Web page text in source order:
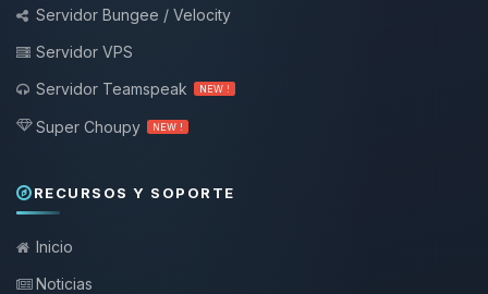
Servidor Bungee / Velocity
Servidor VPS
Servidor Teamspeak
NEW !
Super Choupy NEW !
RECURSOS Y SOPORTE
Inicio
Noticias